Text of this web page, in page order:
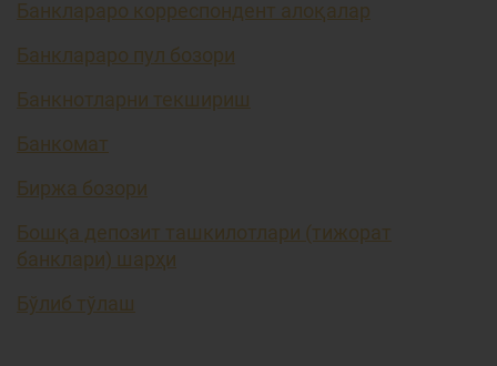
Банклараро корреспондент алоқалар
Банклараро пул бозори
Банкнотларни текшириш
Банкомат
Биржа бозори
Бошқа депозит ташкилотлари (тижорат
банклари) шарҳи
Бўлиб тўлаш